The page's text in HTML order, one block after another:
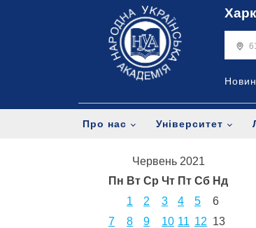
Про нас Університет
Червень 2021
Пн Вт Ср Чт Пт Сб Нд
1
2 3 4 5
6
7
8 9 10 11 12 13